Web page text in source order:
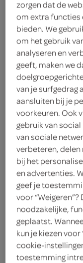
ingrediënten
1 theelepel
3 takjes verse tijm
450 gram krieltjes
100 milliliter
1 bakje cherry-/
500 gram
4 eetlepels olijfolie
600 gram
zorgen dat de
om extra functies
bieden. We
om het gebruik
analyseren en
geeft, maken we
van je surfgedrag
aansluiten bij je
voorkeuren. Ook
gebruik van
van sociale
verbeteren, delen
bij het
en advertenties.
geef je
voor
noodzakelijke,
geplaatst.
kun je kiezen voor
cookie-
toestemming